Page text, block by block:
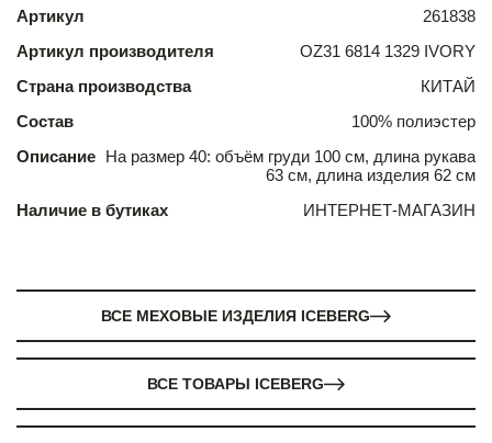
Артикул
261838
Артикул производителя
OZ31 6814 1329 IVORY
Страна производства
КИТАЙ
Состав
100% полиэстер
Описание На размер 40: объём груди 100 см, длина рукава
63 см, длина изделия 62 см
Наличие в бутиках
ИНТЕРНЕТ-МАГАЗИН
ВСЕ МЕХОВЫЕ ИЗДЕЛИЯ ICEBERG
ВСЕ ТОВАРЫ ICEBERG